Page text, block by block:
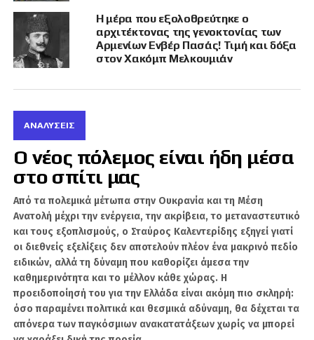
Το πολιτικό πλαίσιο της βραδιάς ήταν σαφές. Ο
Ρώσος πρέσβης, στον χαιρετισμό του,
υπογράμμισε την ιδιαίτερη σημασία των
σχέσεων Ρωσίας – Τουρκίας, κάνοντας λόγο
ιστορία, ισχυρούς οικονομικούς δεσμούς και
ζωντανές επαφές μεταξύ των λαών τους.
Στο ίδιο κλίμα κινήθηκε και η τουρκική πλευρά.
Ο υφυπουργός Εξωτερικών Μούσα
Κουλακλικαγιά τόνισε ότι Τουρκία και Ρωσία
διαθέτουν βαθιές ιστορικές ρίζες, ισχυρή
κρατική παράδοση και σημαντική
διπλωματική εμπειρία, παρουσιάζοντας τις δύο
χώρες ως παράγοντες με βαρύτητα για τη
σταθερότητα και το μέλλον της ευρύτερης
περιοχής.
Μέσα σε αυτό το σκηνικό, η ερμηνεία του
«Εμβατηρίου της Σμύρνης» αποκτά ξεκάθαρα
Η μέρα που εξολοθρεύτηκε ο
αρχιτέκτονας της γενοκτονίας των
Αρμενίων Ενβέρ Πασάς! Τιμή και δόξα
στον Χακόμπ Μελκουμιάν
ΑΝΑΛΎΣΕΙΣ
Ο νέος πόλεμος είναι ήδη μέσα
στο σπίτι μας
Από τα πολεμικά μέτωπα στην Ουκρανία και τη Μέση
Ανατολή μέχρι την ενέργεια, την ακρίβεια, το μεταναστευτικό
και τους εξοπλισμούς, ο Σταύρος Καλεντερίδης εξηγεί γιατί
οι διεθνείς εξελίξεις δεν αποτελούν πλέον ένα μακρινό πεδίο
ειδικών, αλλά τη δύναμη που καθορίζει άμεσα την
καθημερινότητα και το μέλλον κάθε χώρας. Η
προειδοποίησή του για την Ελλάδα είναι ακόμη πιο σκληρή:
όσο παραμένει πολιτικά και θεσμικά αδύναμη, θα δέχεται τα
απόνερα των παγκόσμιων ανακατατάξεων χωρίς να μπορεί